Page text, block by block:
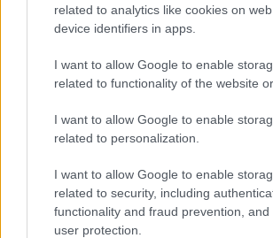
related to analytics like cookies on
device identifiers in apps.
I want to allow Google to enable
related to functionality of the website
I want to allow Google to enable
related to personalization.
I want to allow Google to enable
related to security, including
functionality and fraud prevention, and
user protection.
06/08/2026
Έτοιμη για… υψηλές πτήσεις η
Ισόπαλο το πρωτο φιλικό τεστ της
Ουρμπίνο
05/08/2026
Προς στρατηγική συνεργασία ΠΑΣΑΠΠ
Πανεπιστημίου Πατρών